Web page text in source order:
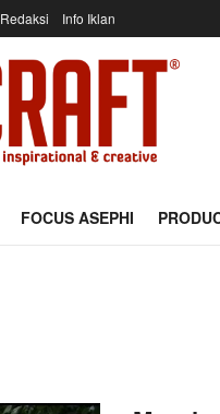
Redaksi Info Iklan
FOCUS ASEPHI